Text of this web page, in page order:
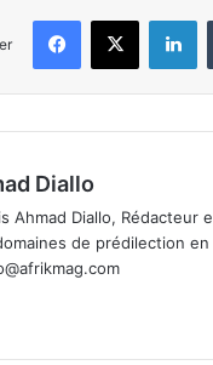
Facebook
X
Diallo
Ahmad Diallo,
de prédilection